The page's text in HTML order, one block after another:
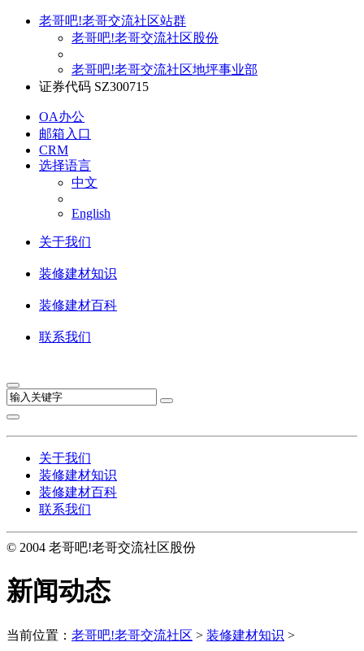
老哥吧!老哥交流社区站群
老哥吧!老哥交流社区股份
老哥吧!老哥交流社区地坪事业部
证券代码 SZ300715
OA办公
邮箱入口
CRM
选择语言
中文
English
关于我们
装修建材知识
装修建材百科
联系我们
关于我们
装修建材知识
装修建材百科
联系我们
© 2004 老哥吧!老哥交流社区股份
新闻动态
当前位置： 老哥吧!老哥交流社区 > 装修建材知识 >